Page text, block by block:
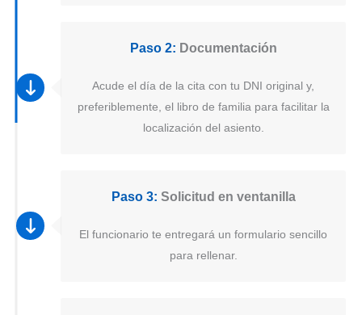
Paso 2: Documentación
Acude el día de la cita con tu DNI original y,
preferiblemente, el libro de familia para facilitar la
localización del asiento.
Paso 3: Solicitud en ventanilla
El funcionario te entregará un formulario sencillo
para rellenar.